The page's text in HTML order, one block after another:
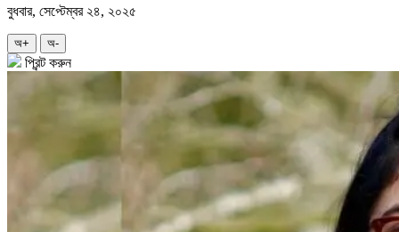
বুধবার, সেপ্টেম্বর ২৪, ২০২৫
অ+ অ-
প্রিন্ট করুন